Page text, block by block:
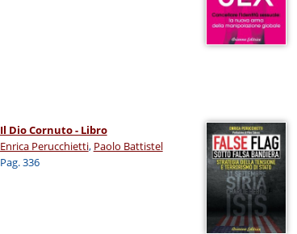
Il Dio Cornuto - Libro
Enrica Perucchietti, Paolo Battistel
Pag. 336